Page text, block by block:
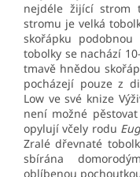
nejdéle žijící strom
stromu je velká
skořápku podobnou
tobolky se nachází
tmavě hnědou
pocházejí pouze z
Low ve své knize
není možné
opylují včely rodu
Zralé dřevnaté
sbírána
oblíbenou